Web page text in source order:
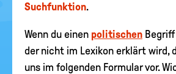
Suchfunktion.
Wenn du einen politischen
der nicht im Lexikon erklärt wird,
uns im folgenden Formular vor.